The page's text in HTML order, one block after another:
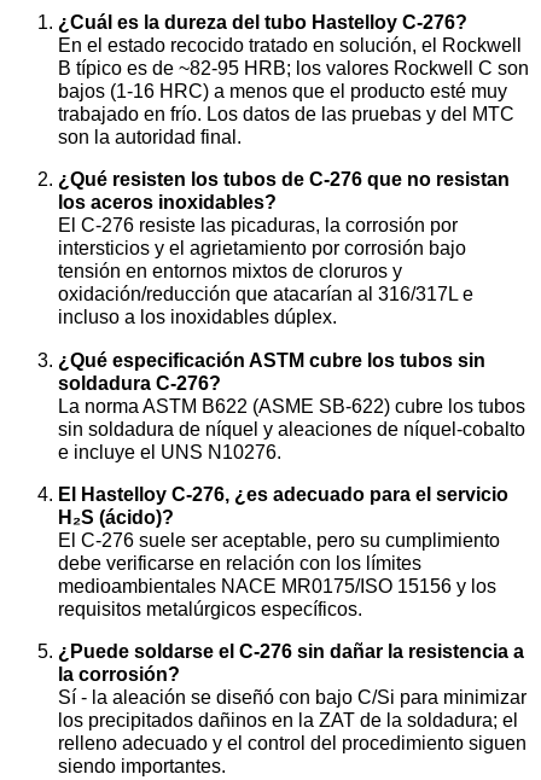
¿Cuál es la dureza del tubo Hastelloy C-276?
En el estado recocido tratado en solución, el Rockwell
B típico es de ~82-95 HRB; los valores Rockwell C son
bajos (1-16 HRC) a menos que el producto esté muy
trabajado en frío. Los datos de las pruebas y del MTC
son la autoridad final.
¿Qué resisten los tubos de C-276 que no resistan
los aceros inoxidables?
El C-276 resiste las picaduras, la corrosión por
intersticios y el agrietamiento por corrosión bajo
tensión en entornos mixtos de cloruros y
oxidación/reducción que atacarían al 316/317L e
incluso a los inoxidables dúplex.
¿Qué especificación ASTM cubre los tubos sin
soldadura C-276?
La norma ASTM B622 (ASME SB-622) cubre los tubos
sin soldadura de níquel y aleaciones de níquel-cobalto
e incluye el UNS N10276.
El Hastelloy C-276, ¿es adecuado para el servicio
H₂S (ácido)?
El C-276 suele ser aceptable, pero su cumplimiento
debe verificarse en relación con los límites
medioambientales NACE MR0175/ISO 15156 y los
requisitos metalúrgicos específicos.
¿Puede soldarse el C-276 sin dañar la resistencia a
la corrosión?
Sí - la aleación se diseñó con bajo C/Si para minimizar
los precipitados dañinos en la ZAT de la soldadura; el
relleno adecuado y el control del procedimiento siguen
siendo importantes.